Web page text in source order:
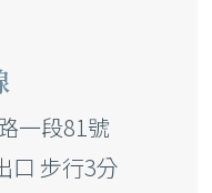
一段81號
口 步行3分